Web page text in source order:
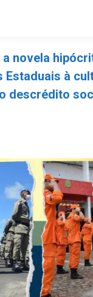
a novela
Estaduais à
descrédito